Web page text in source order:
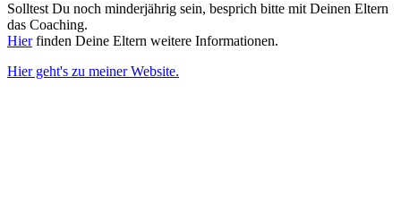
Solltest Du noch minderjährig sein, besprich bitte mit Deinen Eltern
das Coaching.
Hierfinden Deine Eltern weitere Informationen.
Hier geht's zu meiner Website.